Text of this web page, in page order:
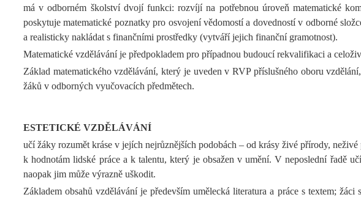
má v odborném školství dvojí funkci: rozvíjí na potřebnou úroveň matematické
poskytuje matematické poznatky pro osvojení vědomostí a dovedností v odborné
a realisticky nakládat s finančními prostředky (vytváří jejich finanční gramotnost).
Matematické vzdělávání je předpokladem pro případnou budoucí rekvalifikaci a
Základ matematického vzdělávání, který je uveden v RVP příslušného oboru
žáků v odborných vyučovacích předmětech.
ESTETICKÉ VZDĚLÁVÁNÍ
učí žáky rozumět kráse v jejích nejrůznějších podobách – od krásy živé přírody,
k hodnotám lidské práce a k talentu, který je obsažen v umění. V neposlední řadě
naopak jim může výrazně uškodit.
Základem obsahů vzdělávání je především umělecká literatura a práce s textem;